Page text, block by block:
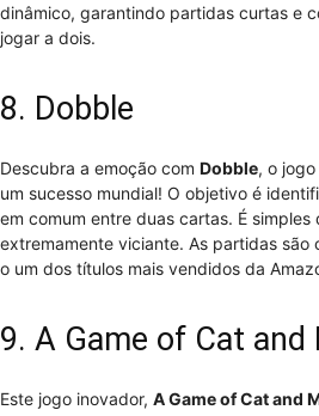
dinâmico, garantindo partidas curtas e
jogar a dois.
8. Dobble
Descubra a emoção com Dobble, o
um sucesso mundial! O objetivo é
em comum entre duas cartas. É simples
extremamente viciante. As partidas são
o um dos títulos mais vendidos da
9. A Game of Cat and
Este jogo inovador, A Game of Cat and